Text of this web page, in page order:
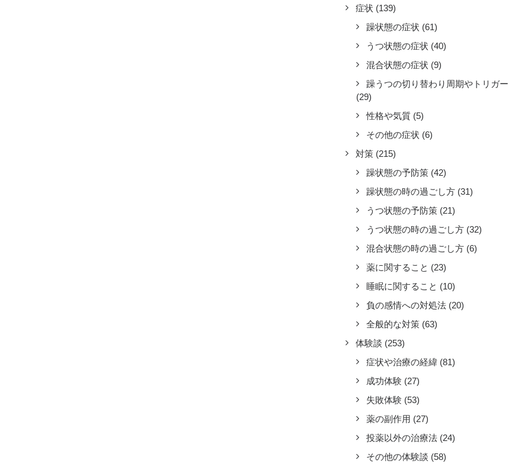
症状 (139)
躁状態の症状 (61)
うつ状態の症状 (40)
混合状態の症状 (9)
躁うつの切り替わり周期やトリガー
(29)
性格や気質 (5)
その他の症状 (6)
対策 (215)
躁状態の予防策 (42)
躁状態の時の過ごし方 (31)
うつ状態の予防策 (21)
うつ状態の時の過ごし方 (32)
混合状態の時の過ごし方 (6)
薬に関すること (23)
睡眠に関すること (10)
負の感情への対処法 (20)
全般的な対策 (63)
体験談 (253)
症状や治療の経緯 (81)
成功体験 (27)
失敗体験 (53)
薬の副作用 (27)
投薬以外の治療法 (24)
その他の体験談 (58)